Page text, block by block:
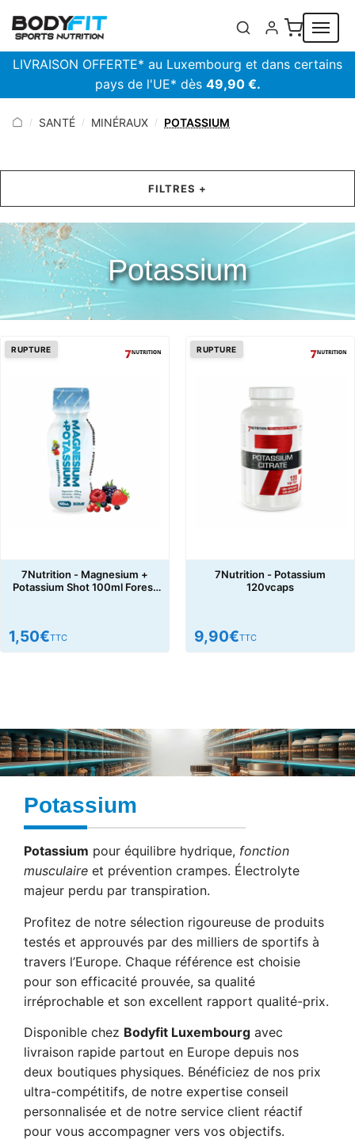
LIVRAISON OFFERTE* au Luxembourg et dans certains
pays de l'UE* dès 49,90 €.
/ SANTÉ / MINÉRAUX / POTASSIUM
FILTRES +
Potassium
RUPTURE
7Nutrition - Magnesium +
Potassium Shot 100ml Forest
1,50€TTC
RUPTURE
7Nutrition - Potassium
120vcaps
9,90€TTC
Potassium
Potassium pour équilibre hydrique, fonction
musculaire et prévention crampes. Électrolyte
majeur perdu par transpiration.
Profitez de notre sélection rigoureuse de produits
testés et approuvés par des milliers de sportifs à
travers l’Europe. Chaque référence est choisie
pour son efficacité prouvée, sa qualité
irréprochable et son excellent rapport qualité-prix.
Disponible chez Bodyfit Luxembourg avec
livraison rapide partout en Europe depuis nos
deux boutiques physiques. Bénéficiez de nos prix
ultra-compétitifs, de notre expertise conseil
personnalisée et de notre service client réactif
pour vous accompagner vers vos objectifs.